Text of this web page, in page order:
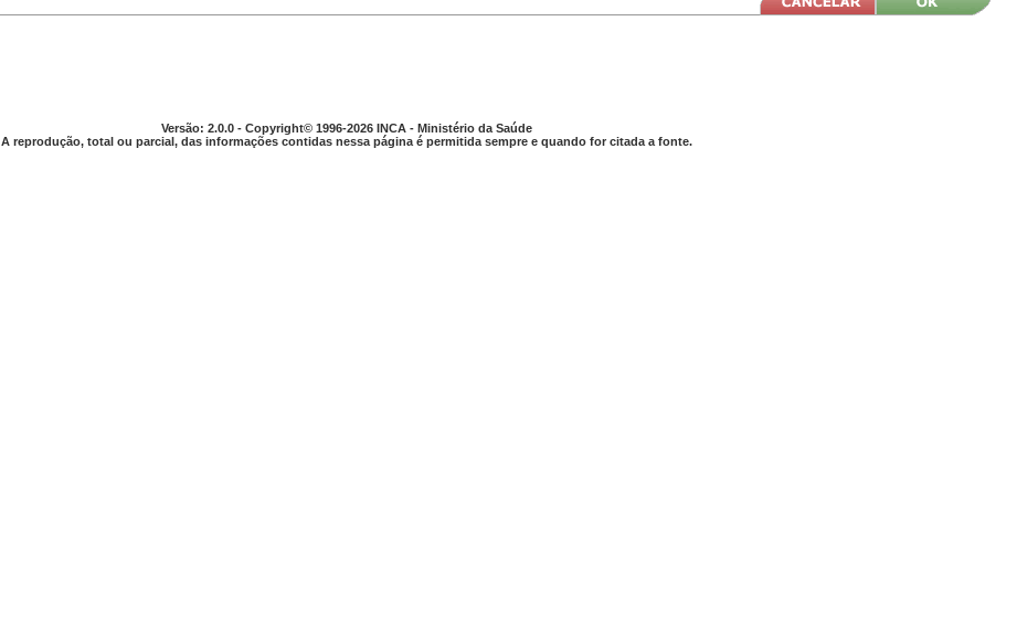
Versão: 2.0.0 - Copyright© 1996-2026 INCA - Ministério da Saúde
A reprodução, total ou parcial, das informações contidas nessa página é permitida sempre e quando for citada a fonte.